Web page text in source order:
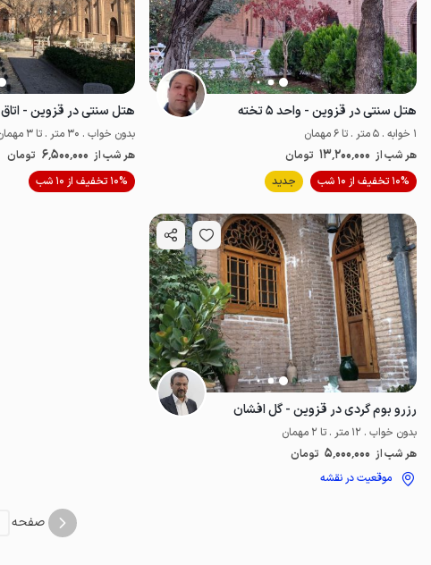
هتل سنتی در قزوین - واحد ۵ تخته
1 خوابه . 5 متر . تا 6 مهمان
هر شب از 13٬200٬000 تومان
10% تخفیف از 10 شب
جدید موقعیت در نقشه
هتل سنتی در قزوین - اتاق ۱۰۸
بدون خواب . 30 متر . تا 3 مهمان
هر شب از 6٬500٬000 تومان
10% تخفیف از 10 شب
رزرو بوم گردی در قزوین - گل افشان
بدون خواب . 12 متر . تا 2 مهمان
هر شب از 5٬000٬000 تومان
موقعیت در نقشه
صفحه